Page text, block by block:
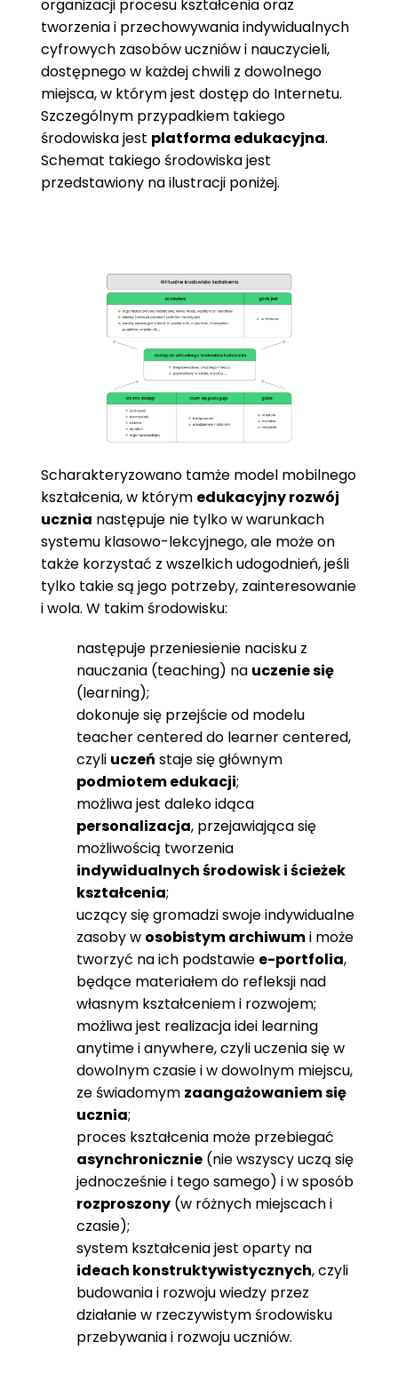
organizacji procesu kształcenia oraz
tworzenia i przechowywania indywidualnych
cyfrowych zasobów uczniów i nauczycieli,
dostępnego w każdej chwili z dowolnego
miejsca, w którym jest dostęp do Internetu.
Szczególnym przypadkiem takiego
środowiska jest platforma edukacyjna.
Schemat takiego środowiska jest
przedstawiony na ilustracji poniżej.
Scharakteryzowano tamże model mobilnego
kształcenia, w którym edukacyjny rozwój
ucznia następuje nie tylko w warunkach
systemu klasowo-lekcyjnego, ale może on
także korzystać z wszelkich udogodnień, jeśli
tylko takie są jego potrzeby, zainteresowanie
i wola. W takim środowisku:
następuje przeniesienie nacisku z
nauczania (teaching) na uczenie się
(learning);
dokonuje się przejście od modelu
teacher centered do learner centered,
czyli uczeń staje się głównym
podmiotem edukacji;
możliwa jest daleko idąca
personalizacja, przejawiająca się
możliwością tworzenia
indywidualnych środowisk i ścieżek
kształcenia;
uczący się gromadzi swoje indywidualne
zasoby w osobistym archiwumi może
tworzyć na ich podstawie e-portfolia,
będące materiałem do refleksji nad
własnym kształceniem i rozwojem;
możliwa jest realizacja idei learning
anytime i anywhere, czyli uczenia się w
dowolnym czasie i w dowolnym miejscu,
ze świadomym zaangażowaniem się
ucznia;
proces kształcenia może przebiegać
asynchronicznie(nie wszyscy uczą się
jednocześnie i tego samego) i w sposób
rozproszony(w różnych miejscach i
czasie);
system kształcenia jest oparty na
ideach konstruktywistycznych, czyli
budowania i rozwoju wiedzy przez
działanie w rzeczywistym środowisku
przebywania i rozwoju uczniów.